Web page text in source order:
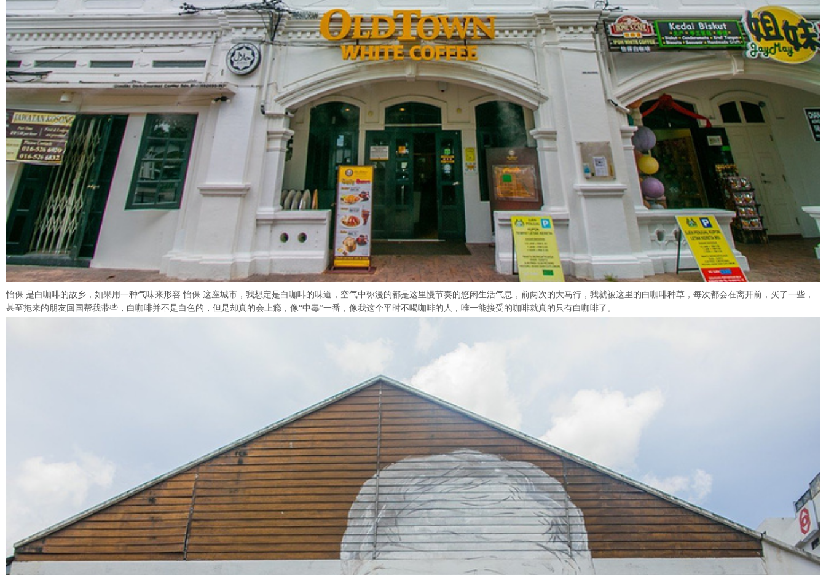
怡保 是白咖啡的故乡，如果用一种气味来形容 怡保 这座城市，我想定是白咖啡的味道，空气中弥漫的都是这里慢节奏的悠闲生活气息，前两次的大马行，我就被这里的白咖啡种草，每次都会在离开前，买了一些，
甚至拖来的朋友回国帮我带些，白咖啡并不是白色的，但是却真的会上瘾，像“中毒”一番，像我这个平时不喝咖啡的人，唯一能接受的咖啡就真的只有白咖啡了。